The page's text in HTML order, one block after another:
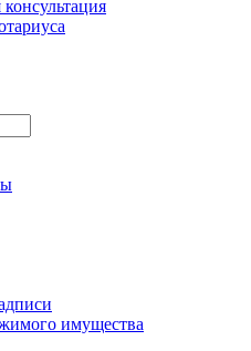
имущества